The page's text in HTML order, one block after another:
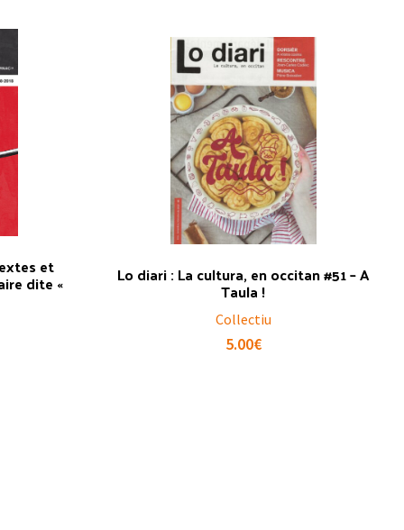
et
dite « Lo diari : La cultura, en occitan #51 – A
Taula !
Collectiu
5.00€